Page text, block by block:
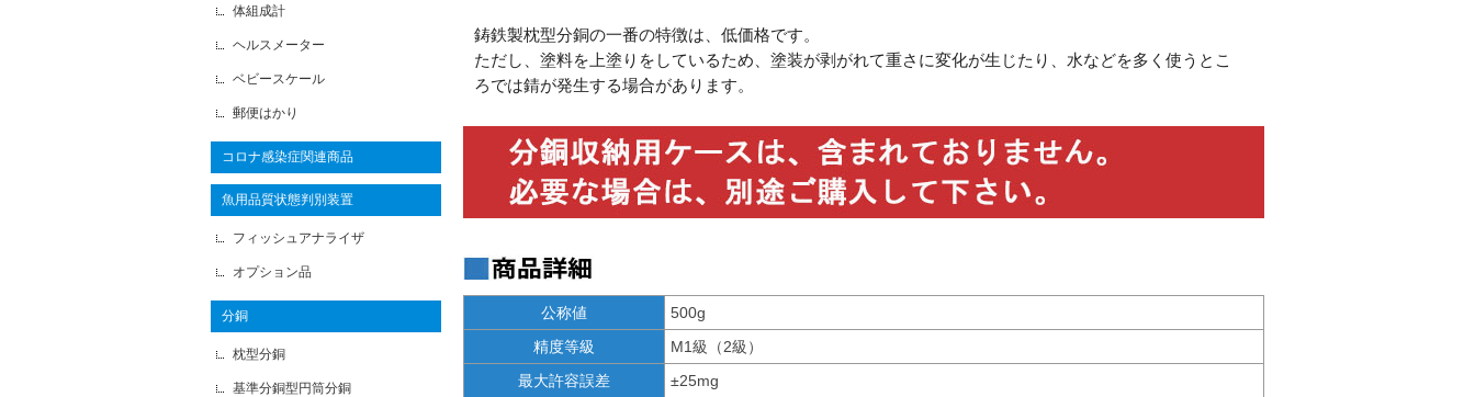
鋳鉄製枕型分銅の一番の特徴は、低価格です。
ただし、塗料を上塗りをしているため、塗装が剥がれて重さに変化が生じたり、水などを多く使うとこ
ろでは錆が発生する場合があります。
公称値
500g
精度等級
M1級（2級）
最大許容誤差
±25mg
体組成計
ヘルスメーター
ベビースケール
郵便はかり
コロナ感染症関連商品
魚用品質状態判別装置
フィッシュアナライザ
オプション品
分銅
枕型分銅
基準分銅型円筒分銅